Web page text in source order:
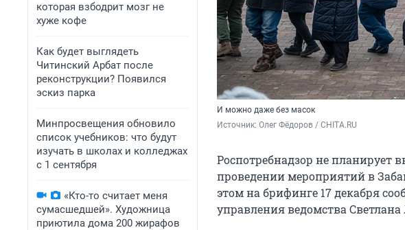
которая взбодрит мозг не
хуже кофе
Как будет выглядеть
Читинский Арбат после
реконструкции? Появился
эскиз парка
Минпросвещения обновило
список учебников: что будут
изучать в школах и колледжах
с 1 сентября
«Кто-то считает меня
сумасшедшей». Художница
приютила дома 200 жирафов
И можно даже без масок
Источник: Олег Фёдоров / CHITA.RU
Роспотребнадзор не планирует
проведении мероприятий в
этом на брифинге 17 декабря
управления ведомства Светлана